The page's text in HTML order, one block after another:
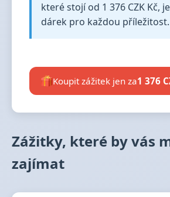
které stojí od 1 376 CZK Kč,
dárek pro každou příležitost.
Koupit zážitek jen za1 376
Zážitky, které by vás
zajímat